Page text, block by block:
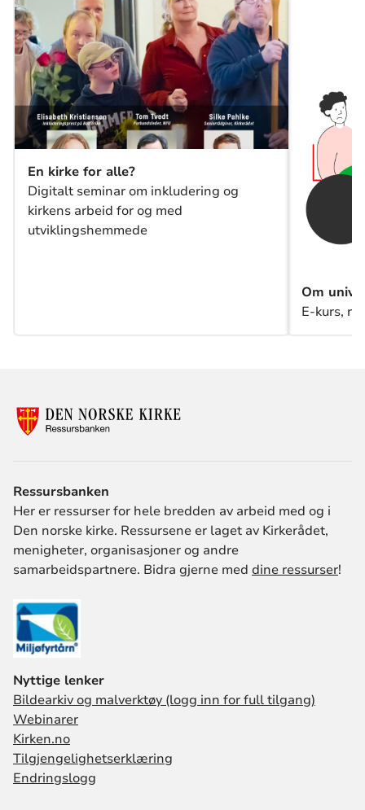
En kirke for alle?
Digitalt seminar om inkludering og
kirkens arbeid for og med
utviklingshemmede
Om
E-kurs,
Ressursbanken
Her er ressurser for hele bredden av arbeid med og i
Den norske kirke. Ressursene er laget av Kirkerådet,
menigheter, organisasjoner og andre
samarbeidspartnere. Bidra gjerne med dine ressurser!
Nyttige lenker
Bildearkiv og malverktøy (logg inn for full tilgang)
Webinarer
Kirken.no
Tilgjengelighetserklæring
Endringslogg